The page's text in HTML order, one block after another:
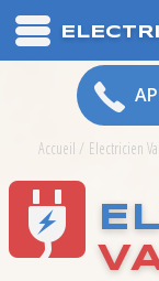
Accueil / Electricien